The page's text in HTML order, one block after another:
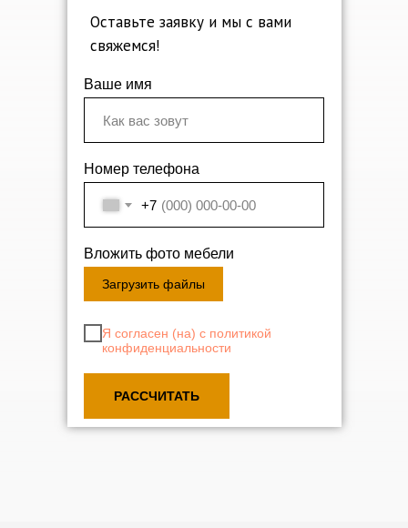
Ваше имя
Номер телефона
+7
Вложить фото мебели
Загрузить файлы
Я согласен (на) с политикой
конфиденциальности
РАССЧИТАТЬ
Оставьте заявку и мы с вами
свяжемся!